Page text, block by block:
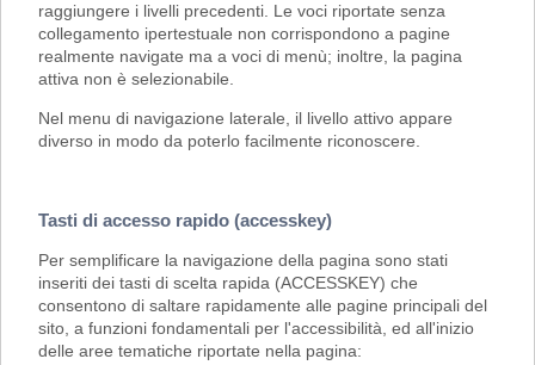
raggiungere i livelli precedenti. Le voci riportate senza
collegamento ipertestuale non corrispondono a pagine
realmente navigate ma a voci di menù; inoltre, la pagina
attiva non è selezionabile.
Nel menu di navigazione laterale, il livello attivo appare
diverso in modo da poterlo facilmente riconoscere.
Tasti di accesso rapido (accesskey)
Per semplificare la navigazione della pagina sono stati
inseriti dei tasti di scelta rapida (ACCESSKEY) che
consentono di saltare rapidamente alle pagine principali del
sito, a funzioni fondamentali per l'accessibilità, ed all'inizio
delle aree tematiche riportate nella pagina: